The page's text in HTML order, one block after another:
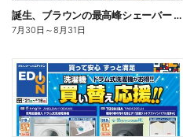
誕生、ブラウンの最高峰シェーバー 発売記念ご購入特典 実施中!(オモテ)
7月30日 ～8月31日